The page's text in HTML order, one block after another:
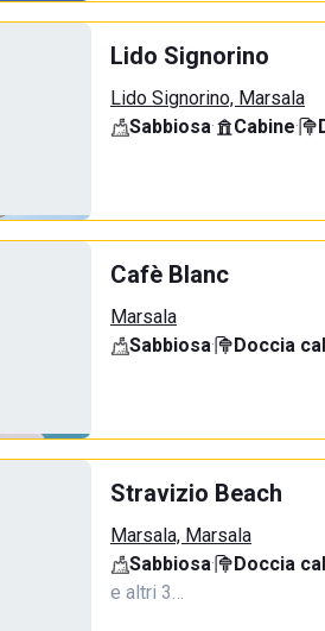
Lido Signorino
Lido Signorino, Marsala
Sabbiosa· Cabine·
Cafè Blanc
Marsala
Sabbiosa· Doccia
Stravizio Beach
Marsala, Marsala
Sabbiosa· Doccia
e altri 3…